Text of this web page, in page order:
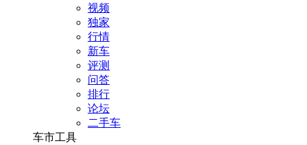
视频
独家
行情
新车
评测
问答
排行
论坛
二手车
车市工具